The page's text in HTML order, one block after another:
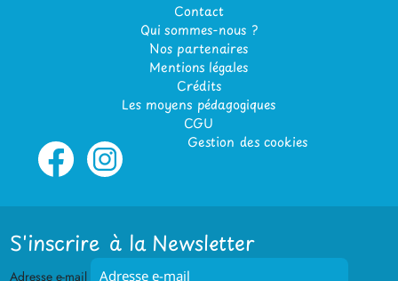
Contact
Qui sommes-nous ?
Nos partenaires
Mentions légales
Crédits
Les moyens pédagogiques
CGU
Gestion des cookies
S'inscrire à la Newsletter
Adresse e-mail